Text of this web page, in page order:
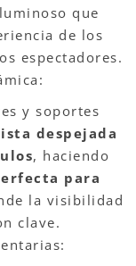
que
de los
espectadores.
y soportes
despejada
, haciendo
para
la visibilidad
clave.